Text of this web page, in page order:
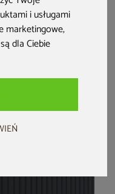
i usługami
marketingowe,
dla Ciebie
239
Domek
narzędziowy
Kopenhaga 200 x
260 cm Grey